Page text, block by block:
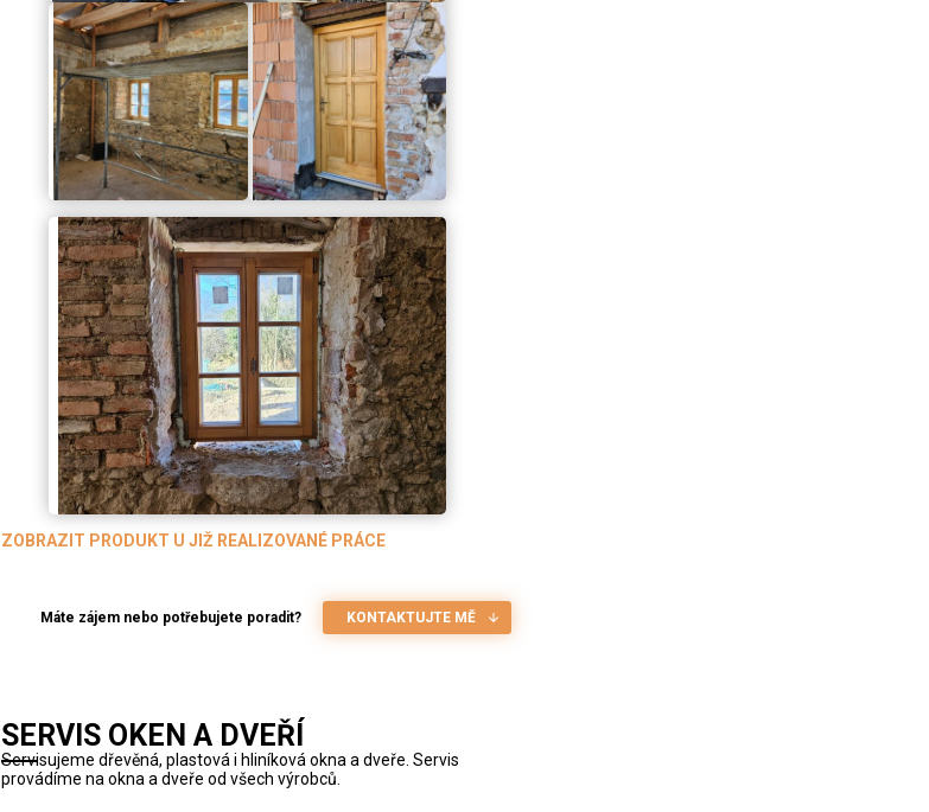
ZOBRAZIT PRODUKT U JIŽ REALIZOVANÉ PRÁCE
Máte zájem nebo potřebujete poradit? KONTAKTUJTE MĚ
SERVIS OKEN A DVEŘÍ
Servisujeme dřevěná, plastová i hliníková okna a dveře. Servis
provádíme na okna a dveře od všech výrobců.